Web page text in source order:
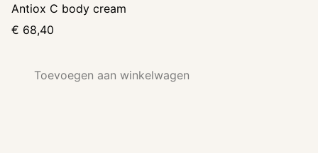
Antiox C body cream
€ 68,40
Toevoegen aan winkelwagen